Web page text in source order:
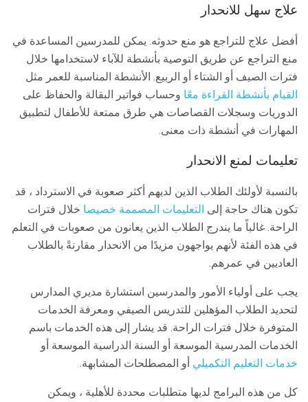
علاج سهل للانحدار
أفضل علاج للتراجع هو منع حدوثه. يمكن للمدرسين المساعدة في
منع التراجع عن طريق التوصية بأنشطة للآباء لاستخدامها خلال
فترات الصيف أو الشتاء أو الربيع. الأنشطة المناسبة للعمر مثل
القيام بأنشطة القراءة معًا وحساب فواتير البقالة والحفاظ على
الدوريات وسجلات القصاصات هي طرق ممتعة للأطفال لتطبيق
المهارات في أنشطة ذات معنى.
تعليمات لمنع الانحدار
بالنسبة لأولئك الطلاب الذين لديهم أكثر صعوبة في الاسترداد ، قد
تكون هناك حاجة إلى التعليمات المصممة خصيصا خلال فترات
الراحة. غالباً ما يندرج الطلاب الذين يعانون من صعوبات في التعلم
في هذه الفئة لأنهم يواجهون مزيدًا من الانحدار مقارنةً بالطلاب
العاديين في عمرهم.
يجب على أولياء الأمور والمدرسين استشارة مديري المدارس
لتحديد الطلاب المؤهلين للتدريس الصيفي ومعرفة الخدمات
المتوفرة خلال فترات الراحة. قد يشار إلى هذه الخدمات باسم
الخدمات المدرسية الموسعة أو السنة الدراسية الموسعة أو
خدمات التعليم التكميلي أو المصطلحات المشابهة.
كل من هذه البرامج لديها متطلبات محددة للأهلية ، ويمكن